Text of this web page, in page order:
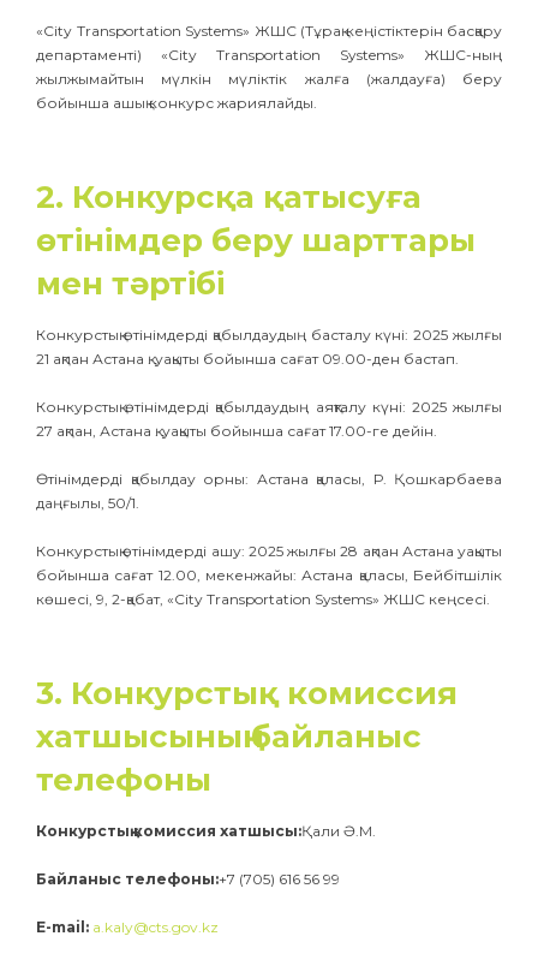
«City Transportation Systems» ЖШС (Тұрақ кеңістіктерін басқару
департаменті) «City Transportation Systems» ЖШС-ның
жылжымайтын мүлкін мүліктік жалға (жалдауға) беру
бойынша ашық конкурс жариялайды.
2. Конкурсқа қатысуға
өтінімдер беру шарттары
мен тәртібі
Конкурстық өтінімдерді қабылдаудың басталу күні: 2025 жылғы
21 ақпан Астана қ. уақыты бойынша сағат 09.00-ден бастап.
Конкурстық өтінімдерді қабылдаудың аяқталу күні: 2025 жылғы
27 ақпан, Астана қ. уақыты бойынша сағат 17.00-ге дейін.
Өтінімдерді қабылдау орны: Астана қаласы, Р. Қошкарбаева
даңғылы, 50/1.
Конкурстық өтінімдерді ашу: 2025 жылғы 28 ақпан Астана уақыты
бойынша сағат 12.00, мекенжайы: Астана қаласы, Бейбітшілік
көшесі, 9, 2-қабат, «City Transportation Systems» ЖШС кеңсесі.
3. Конкурстық комиссия
хатшысының байланыс
телефоны
Конкурстық комиссия хатшысы:Қали Ә.М.
Байланыс телефоны:+7 (705) 616 56 99
E-mail: a.kaly@cts.gov.kz